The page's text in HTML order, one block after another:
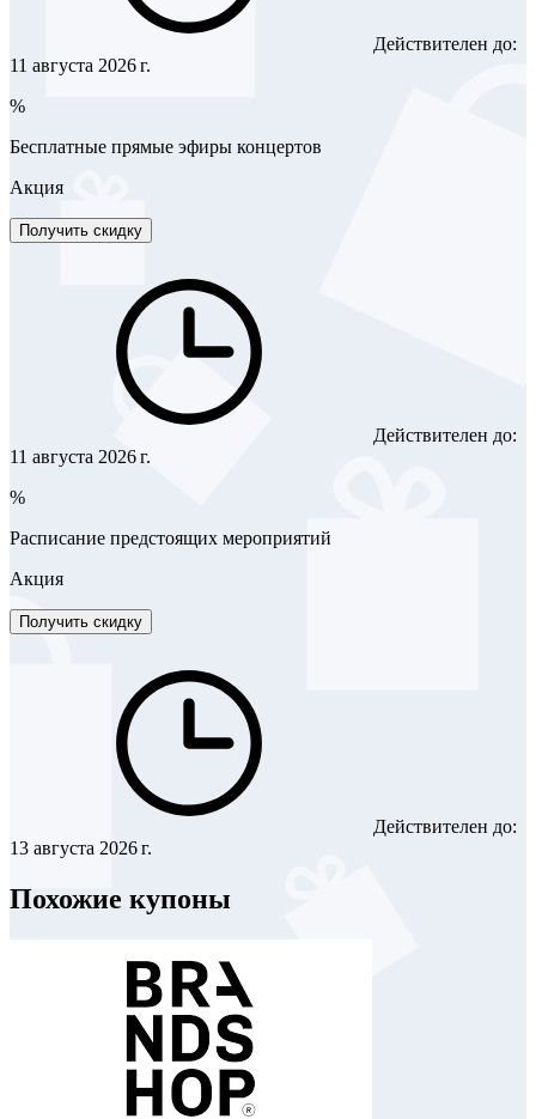
Действителен до:
11 августа 2026 г.
%
Бесплатные прямые эфиры концертов
Акция
Получить скидку
Действителен до:
11 августа 2026 г.
%
Расписание предстоящих мероприятий
Акция
Получить скидку
Действителен до:
13 августа 2026 г.
Похожие купоны